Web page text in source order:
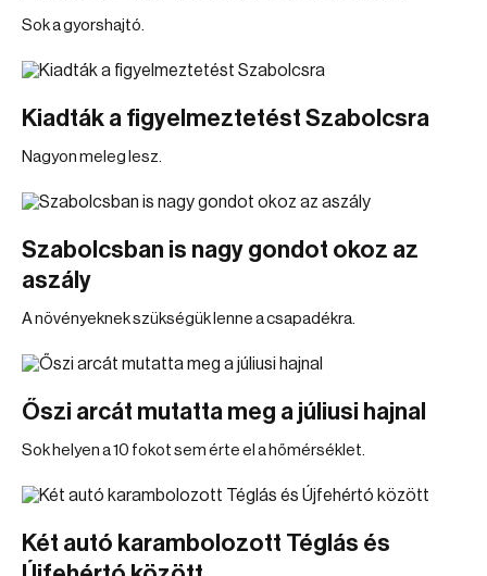
Sok a gyorshajtó.
Kiadták a figyelmeztetést Szabolcsra
Nagyon meleg lesz.
Szabolcsban is nagy gondot okoz az
aszály
A növényeknek szükségük lenne a csapadékra.
Őszi arcát mutatta meg a júliusi hajnal
Sok helyen a 10 fokot sem érte el a hőmérséklet.
Két autó karambolozott Téglás és